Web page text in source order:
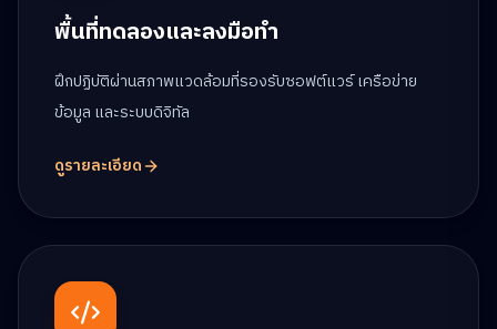
พื้นที่ทดลองและลงมือทำ
ฝึกปฏิบัติผ่านสภาพแวดล้อมที่รองรับซอฟต์แวร์ เครือข่าย
ข้อมูล และระบบดิจิทัล
ดูรายละเอียด